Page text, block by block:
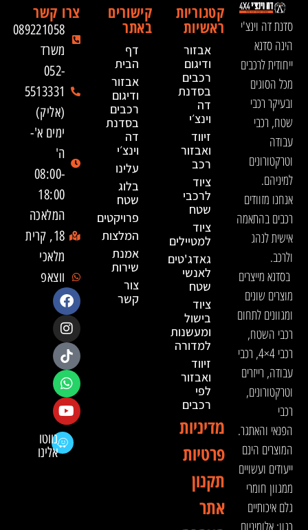
סדנת דה וינצ'י
הינה סדנא
ייחודית לרכבים
מכל הסוגים
ובעיקר רכבי
שטח, רכבי
עבודה
וטרקטורונים
למיניהם.
אנחנו מזוודים
רכבים בהתאמה
אישית לנהג
ולרכב.
בסדנא מייצרים
מוצרים שונים
ומגוונים לתחום
רכבי השטח,
רכבי 4×4, רכבי
עבודה, רייזרים
וטרקטורונים,
רכבי
הפנאי והאתגר.
המוצרים הינם
ייעודים ועשויים
ממגוון חומרי
גלם איכותיים
קטגוריות
ראשיות
אבזור
ודיגום
רכבים
בסדנת
דה
וינצ׳י
זיווד
ואבזור
רכב
ציוד
לרכבי
שטח
ציוד
למטיילים
גאדג'טים
לאנשי
שטח
ציוד
בישול
ומעשנות
למדורה
זיווד
ואבזור
לפי
רכבים
מדיניות
פרטיות
תקנון
אתר
קישורים
באתר
דף
הבית
אבזור
ודיגום
רכבים
בסדנת
דה
וינצ׳י
עלינו
בלוג
שטח
פרויקטים
המלצות
אמנת
שירות
צור
קשר
צרו קשר
089221058
משרד
052-
5513331
(אליק)
ימים א'-
ה'
08:00-
18:00
המלאכה
18, קרית
מלאכי
ווצאפ
נווטו
אלינו